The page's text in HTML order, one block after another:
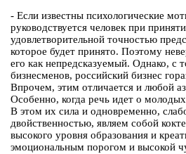
- Если известны психологические
руководствуется человек при
удовлетворительной точностью
которое будет принято. Поэтому
его как непредсказуемый. Однако, с
бизнесменов, российский бизнес
Впрочем, этим отличается и любой
Особенно, когда речь идет о
В этом их сила и одновременно,
двойственностью, являем собой
высокого уровня образования и
эмоциональным порогом и высокой